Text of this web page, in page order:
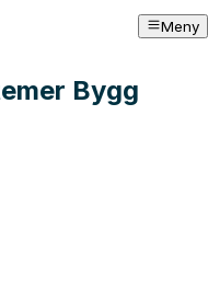
Meny
Bygg